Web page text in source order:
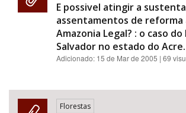
E possivel atingir a
assentamentos de reforma
Amazonia Legal? : o caso do
Salvador no estado do Acre.
Adicionado: 15 de Mar de 2005 | 69
Florestas